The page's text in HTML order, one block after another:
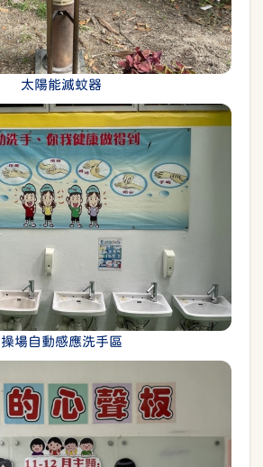
太陽能滅蚊器
操場自動感應洗手區